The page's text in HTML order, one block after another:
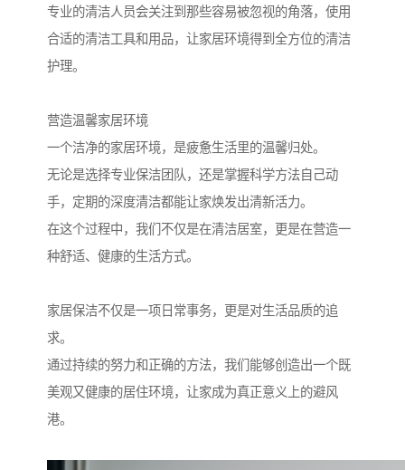
专业的清洁人员会关注到那些容易被忽视的角落，使用
合适的清洁工具和用品，让家居环境得到全方位的清洁
护理。
营造温馨家居环境
一个洁净的家居环境，是疲惫生活里的温馨归处。
无论是选择专业保洁团队，还是掌握科学方法自己动
手，定期的深度清洁都能让家焕发出清新活力。
在这个过程中，我们不仅是在清洁居室，更是在营造一
种舒适、健康的生活方式。
家居保洁不仅是一项日常事务，更是对生活品质的追
求。
通过持续的努力和正确的方法，我们能够创造出一个既
美观又健康的居住环境，让家成为真正意义上的避风
港。